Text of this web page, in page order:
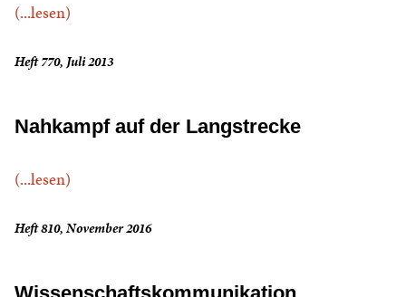
(...lesen)
Heft 770, Juli 2013
Nahkampf auf der Langstrecke
(...lesen)
Heft 810, November 2016